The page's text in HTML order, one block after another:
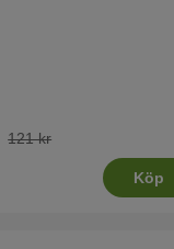
121 kr
Köp